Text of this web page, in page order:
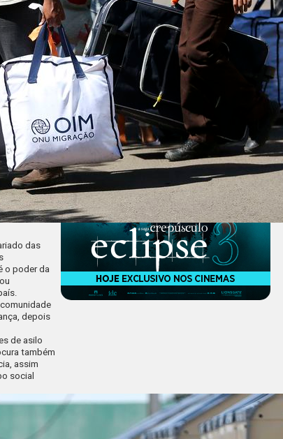
das
o poder da
depois
de asilo
também
assim
social